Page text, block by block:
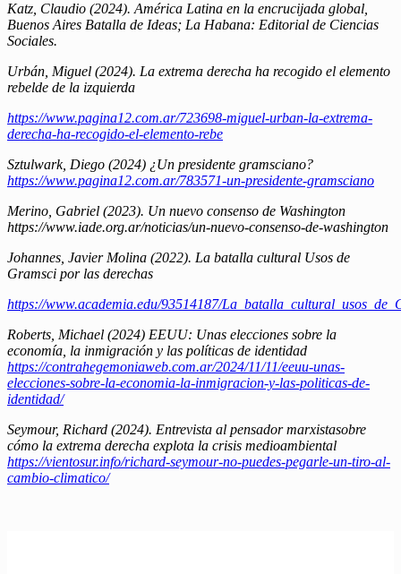
Katz, Claudio (2024). América Latina en la encrucijada global,
Buenos Aires Batalla de Ideas; La Habana: Editorial de Ciencias
Sociales.
Urbán, Miguel (2024). La extrema derecha ha recogido el elemento
rebelde de la izquierda
https://www.pagina12.com.ar/723698-miguel-urban-la-extrema-
derecha-ha-recogido-el-elemento-rebe
Sztulwark, Diego (2024) ¿Un presidente gramsciano?
https://www.pagina12.com.ar/783571-un-presidente-gramsciano
Merino, Gabriel (2023). Un nuevo consenso de Washington
https://www.iade.org.ar/noticias/un-nuevo-consenso-de-washington
Johannes, Javier Molina (2022). La batalla cultural Usos de
Gramsci por las derechas
https://www.academia.edu/93514187/
Roberts, Michael (2024) EEUU: Unas elecciones sobre la
economía, la inmigración y las políticas de identidad
https://contrahegemoniaweb.com.ar/2024/11/11/eeuu-unas-
elecciones-sobre-la-economia-la-inmigracion-y-las-politicas-de-
identidad/
Seymour, Richard (2024). Entrevista al pensador marxistasobre
cómo la extrema derecha explota la crisis medioambiental
https://vientosur.info/richard-seymour-no-puedes-pegarle-un-tiro-al-
cambio-climatico/